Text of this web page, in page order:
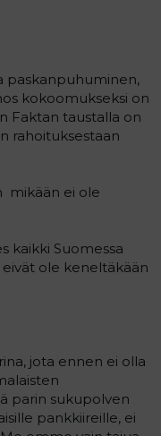
paskanpuhuminen,
kokoomukseksi on
Faktan taustalla on
rahoituksestaan
mikään ei ole
kaikki Suomessa
ole keneltäkään
jota ennen ei olla
parin sukupolven
pankkiireille, ei